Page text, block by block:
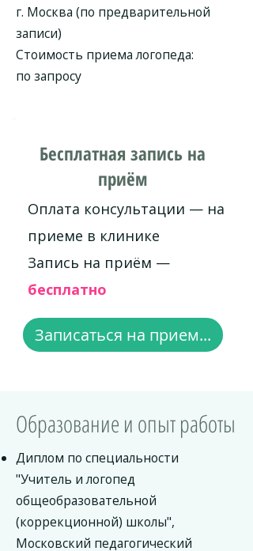
г. Москва (по предварительной
записи)
Стоимость приема логопеда:
по запросу
Бесплатная запись на
приём
Оплата консультации — на
приеме в клинике
Запись на приём —
бесплатно
Записаться на прием...
Образование и опыт работы
Диплом по специальности
"Учитель и логопед
общеобразовательной
(коррекционной) школы",
Московский педагогический